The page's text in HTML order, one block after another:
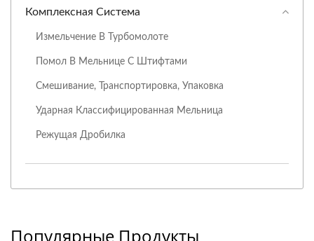
Комплексная Система
Измельчение В Турбомолоте
Помол В Мельнице С Штифтами
Смешивание, Транспортировка, Упаковка
Ударная Классифицированная Мельница
Режущая Дробилка
Популярные Продукты